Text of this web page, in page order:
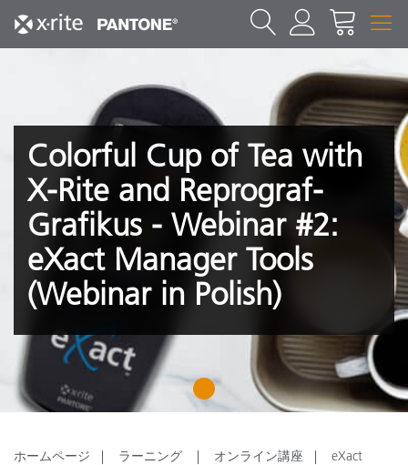
Colorful Cup of Tea with
X-Rite and Reprograf-
Grafikus - Webinar #2:
eXact Manager Tools
(Webinar in Polish)
1
ホームページ ラーニング オンライン講座
eXact